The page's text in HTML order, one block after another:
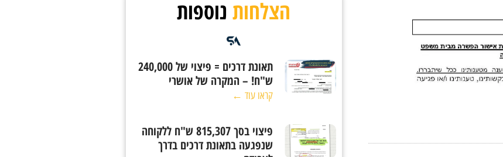
הצלחותנוספות
תאונת דרכים = פיצוי של 240,000
ש"ח! – המקרה של אושרי
קראו עוד ←
פיצוי בסך 815,307 ש"ח ללקוחה
שנפגעה בתאונת דרכים בדרך